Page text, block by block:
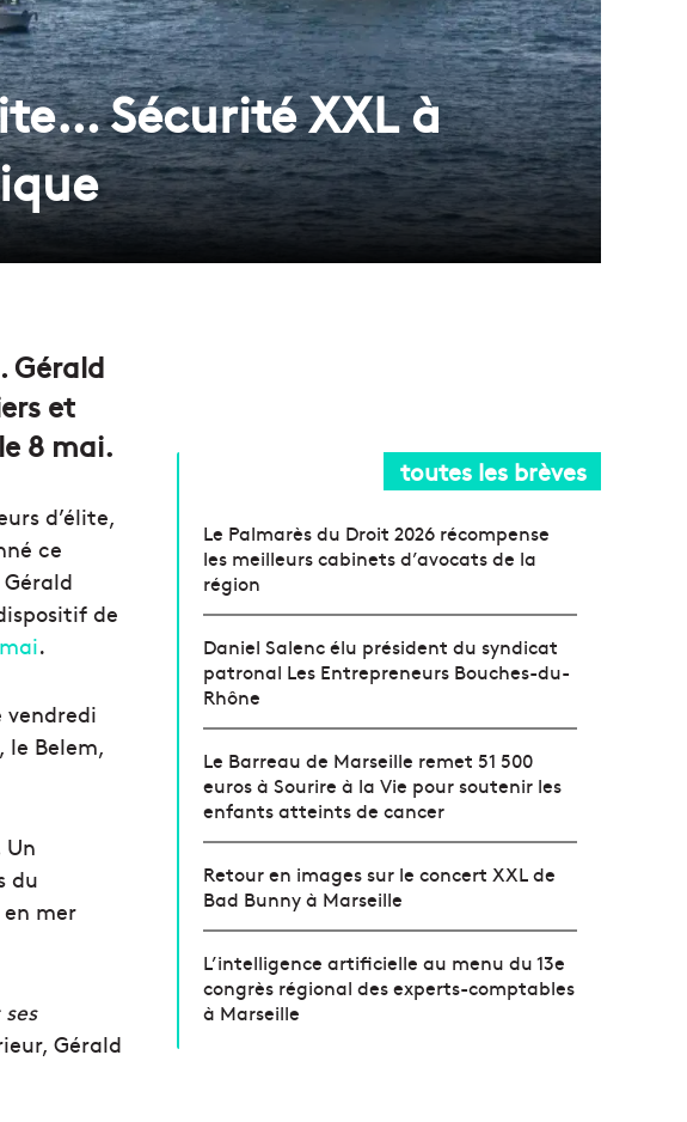
Sécurité XXL à
Gérald
et
8 mai.
d’élite,
ce
de
.
Belem,
du
mer
Gérald
toutes les brèves
Le Palmarès du Droit 2026 récompense
les meilleurs cabinets d’avocats de la
région
Daniel Salenc élu président du syndicat
patronal Les Entrepreneurs Bouches-du-
Rhône
Le Barreau de Marseille remet 51 500
euros à Sourire à la Vie pour soutenir les
enfants atteints de cancer
Retour en images sur le concert XXL de
Bad Bunny à Marseille
L’intelligence artificielle au menu du 13e
congrès régional des experts-comptables
à Marseille